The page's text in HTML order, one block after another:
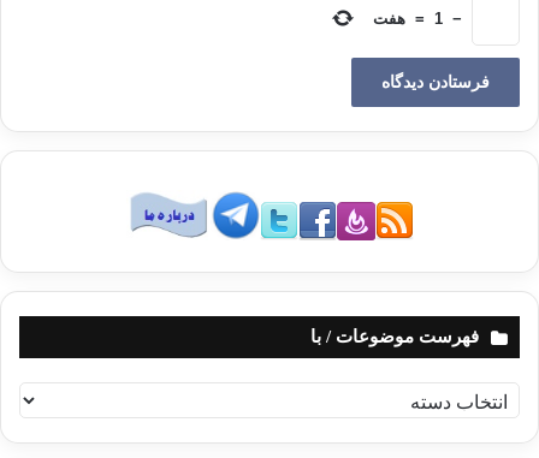
منبع: مجله علم ورزش
−
1
= هفت
فهرست موضوعات / با
ه
ر